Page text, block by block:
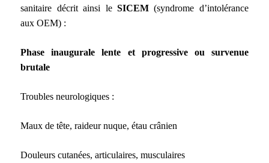
sanitaire décrit ainsi le SICEM(syndrome d’intolérance
aux OEM) :
Phase inaugurale lente et progressive ou survenue
brutale
Troubles neurologiques :
Maux de tête, raideur nuque, étau crânien
Douleurs cutanées, articulaires, musculaires